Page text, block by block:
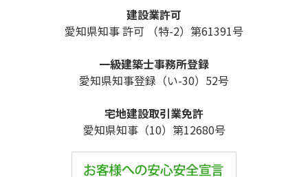
建設業許可
愛知県知事 許可 （特-2）第61391号
一級建築士事務所登録
愛知県知事登録（い-30）52号
宅地建設取引業免許
愛知県知事（10）第12680号